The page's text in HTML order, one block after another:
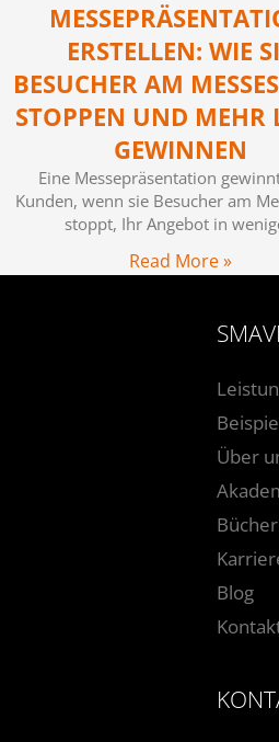
ERSTELLEN: WIE
BESUCHER AM
STOPPEN UND MEHR
GEWINNEN
Eine Messepräsentation
Kunden, wenn sie Besucher am
stoppt, Ihr Angebot in
Read More »
Über
Bücher
Blog